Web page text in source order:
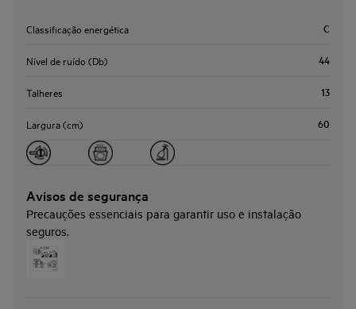
Classificação energética C
Nível de ruído (Db) 44
Talheres 13
Largura (cm) 60
Avisos de segurança
Precauções essenciais para garantir uso e instalação
seguros.